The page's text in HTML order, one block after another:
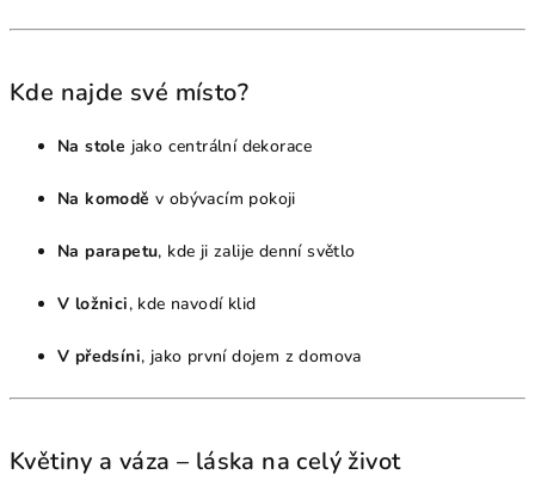
Kde najde své místo?
Na stole jako centrální dekorace
Na komodě v obývacím pokoji
Na parapetu, kde ji zalije denní světlo
V ložnici, kde navodí klid
V předsíni, jako první dojem z domova
Květiny a váza – láska na celý život